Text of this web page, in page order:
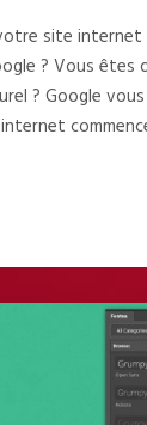
site internet
? Vous êtes
? Google